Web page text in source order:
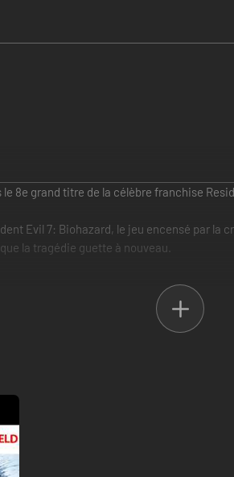
8e grand titre de la célèbre franchise
Evil 7: Biohazard, le jeu encensé par
la tragédie guette à nouveau.
joueurs découvrent en vue subjective
est typiquement le héros dans la série
horde d'ennemis inédits traque aussi